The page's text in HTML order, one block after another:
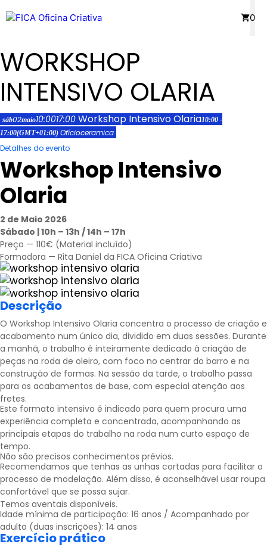
para
conteúdo
0
WORKSHOP
INTENSIVO OLARIA
sáb02maio10:0017:00 Workshop Intensivo Olaria10:00 -
17:00(GMT+01:00) Ofícioceramica
Detalhes do evento
Workshop Intensivo
Olaria
2 de Maio 2026
Sábado | 10h – 13h / 14h – 17h
Preço — 110€ (Material incluído)
Formadora — Rita Daniel da FICA Oficina Criativa
Descrição
O Workshop Intensivo Olaria concentra o processo de criação e
acabamento num único dia, dividido em duas sessões. Durante
a manhã, o trabalho é inteiramente dedicado à criação de
peças na roda de oleiro, com foco no centrar do barro e na
construção de formas. Na sessão da tarde, o trabalho passa
para os acabamentos de base, com especial atenção aos
fretes.
Este formato intensivo é indicado para quem procura uma
experiência completa e concentrada, acompanhando as
principais etapas do trabalho na roda num curto espaço de
tempo.
Não são precisos conhecimentos prévios.
Recomendamos que tenhas as unhas cortadas para facilitar o
processo de modelação. Além disso, é aconselhável usar roupa
confortável que se possa sujar.
Temos aventais disponíveis.
Idade mínima de participação: 16 anos / Acompanhado por
adulto (duas inscrições): 14 anos
Exercício prático